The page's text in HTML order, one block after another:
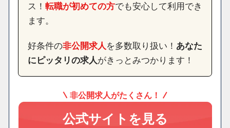
ス！ 転職が初めての方でも安心して利用でき
ます。
好条件の非公開求人 を多数取り扱い！ あなた
にピッタリの求人がきっとみつかります！
非公開求人がたくさん！
公式サイトを見る